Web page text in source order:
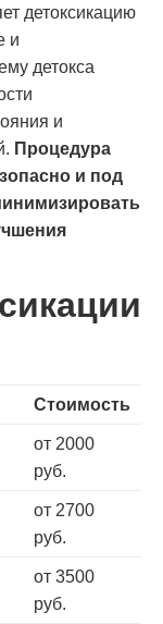
детоксикацию
и
детокса
и
Процедура
и под
Стоимость
от 2000
руб.
от 2700
руб.
от 3500
руб.